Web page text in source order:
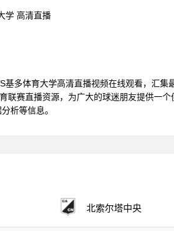
学 高清直播
基多体育大学高清直播视频在线观看，汇集
联赛直播资源，为广大的球迷朋友提供一
析等信息。
北索尔塔中央